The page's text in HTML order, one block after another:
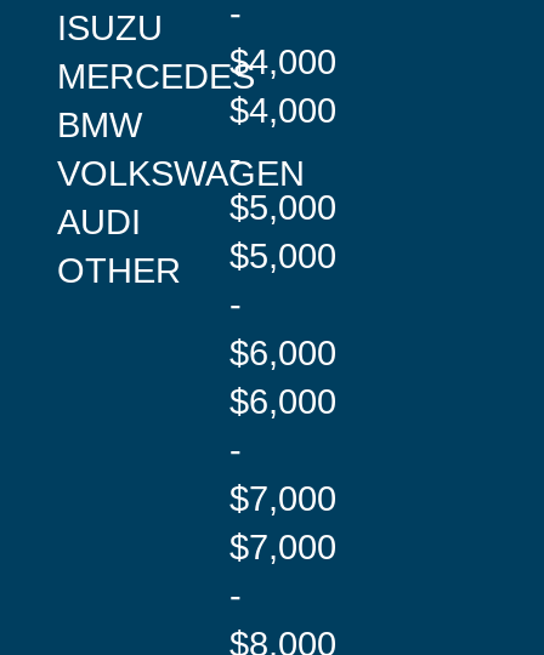
ISUZU
MERCEDES
BMW
VOLKSWAGEN
AUDI
OTHER
-
$4,000
$4,000
-
$5,000
$5,000
-
$6,000
$6,000
-
$7,000
$7,000
-
$8,000